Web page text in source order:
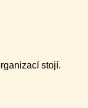
stojí.